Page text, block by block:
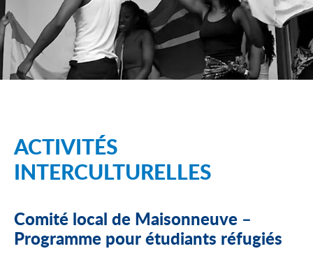
ACTIVITÉS
INTERCULTURELLES
Comité local de Maisonneuve –
Programme pour étudiants réfugiés